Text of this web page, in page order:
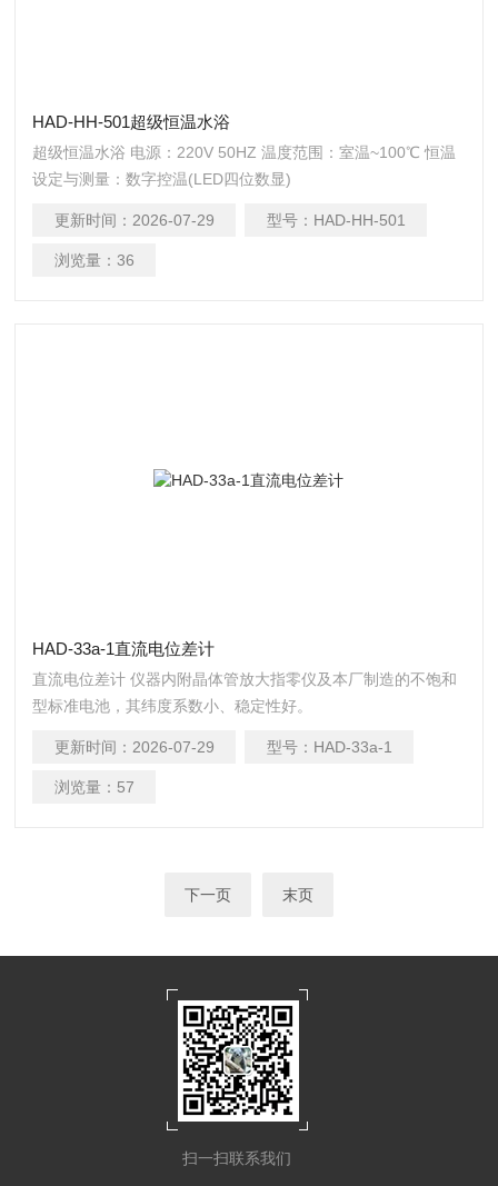
HAD-HH-501超级恒温水浴
超级恒温水浴 电源：220V 50HZ 温度范围：室温~100℃ 恒温
设定与测量：数字控温(LED四位数显)
更新时间： 2026-07-29 型号： HAD-HH-501
浏览量： 36
HAD-33a-1直流电位差计
直流电位差计 仪器内附晶体管放大指零仪及本厂制造的不饱和
型标准电池，其纬度系数小、稳定性好。
更新时间： 2026-07-29 型号： HAD-33a-1
浏览量： 57
下一页 末页
扫一扫联系我们